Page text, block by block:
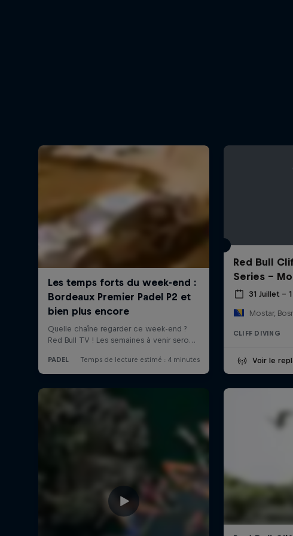
Red Bull
Series -
31 Juillet –
Mostar,
CLIFF DIVING
Voir le